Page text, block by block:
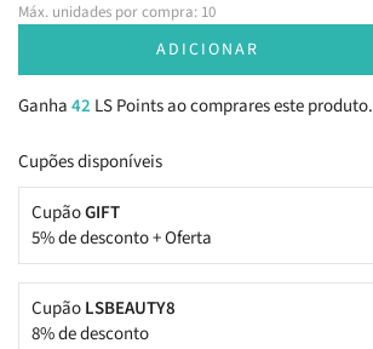
Máx. unidades por compra: 10
ADICIONAR
Ganha42 LS Points ao comprares este produto.
Cupões disponíveis
CupãoGIFT
5% de desconto + Oferta
CupãoLSBEAUTY8
8% de desconto